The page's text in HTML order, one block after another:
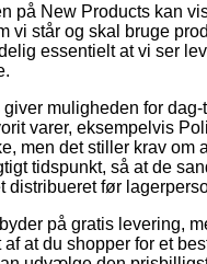
på New Products kan
står og skal bruge
essentielt at vi ser
muligheden for dag-
varer, eksempelvis
men det stiller krav om
tidspunkt, så at de
distribueret før
på gratis levering,
at du shopper for et